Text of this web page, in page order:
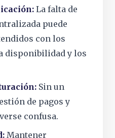
La falta de
puede
con los
disponibilidad y los
Sin un
de pagos y
confusa.
Mantener